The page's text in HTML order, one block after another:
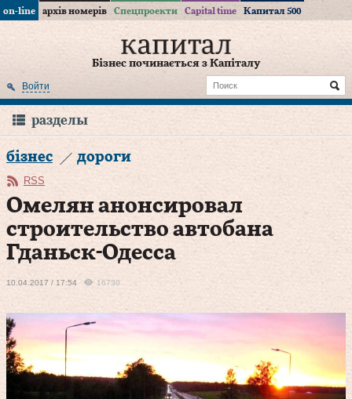
on-line архів номерів Спецпроекти Capital time Капитал 500
Бізнес починається з Капіталу
Войти
разделы
бізнес дороги
RSS
Омелян анонсировал
строительство автобана
Гданьск-Одесса
10.04.2017 / 17:54 16730